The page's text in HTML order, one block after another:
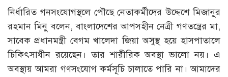
নির্ধারিত গনসংযোগস্থলে পৌছে নেতাকর্মীদের উদ্দেশে মিজানুর
রহমান মিনু বলেন, বাংলাদেশের আপসহীন নেত্রী গণতন্ত্রের মা,
সাবেক প্রধানমন্ত্রী বেগম খালেদা জিয়া অসুস্থ হয়ে হাসপাতালে
চিকিৎসাধীন রয়েছেন। তার শারীরিক অবস্থা ভালো নয়। এ
অবস্থায় আমরা গণসংযোগ কর্মসূচি চালাতে পারি না। আমাদের